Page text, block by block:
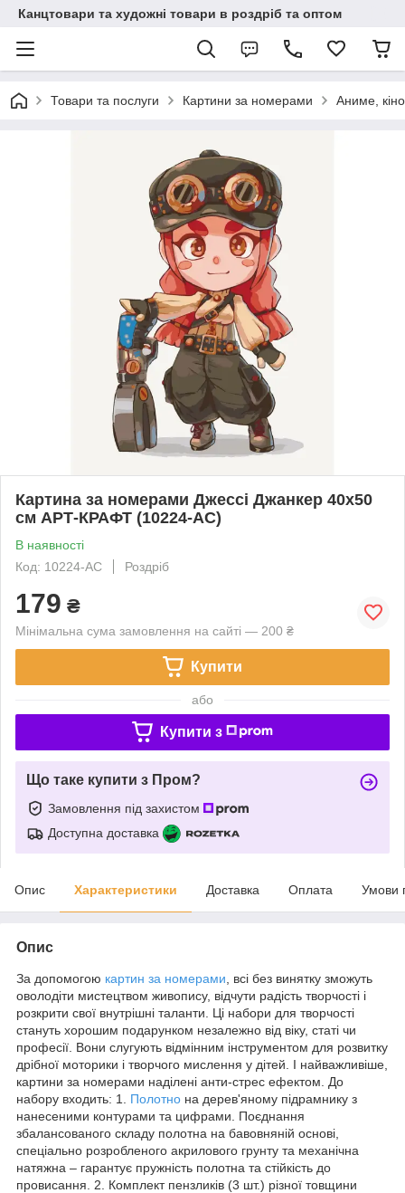
Канцтовари та художні товари в роздріб та оптом
Товари та послуги Картини за номерами Аниме,
Картина за номерами Джессі Джанкер 40x50
см АРТ-КРАФТ (10224-AC)
В наявності
Код: 10224-AC
Роздріб
179 ₴
Мінімальна сума замовлення на сайті — 200 ₴
Купити
або
Купити з
Що таке купити з Пром?
Замовлення під захистом
Доступна доставка
Опис Характеристики Доставка Оплата Умови
Опис
За допомогою картин за номерами , всі без винятку зможуть
оволодіти мистецтвом живопису, відчути радість творчості і
розкрити свої внутрішні таланти. Ці набори для творчості
стануть хорошим подарунком незалежно від віку, статі чи
професії. Вони слугують відмінним інструментом для розвитку
дрібної моторики і творчого мислення у дітей. І найважливіше,
картини за номерами наділені анти-стрес ефектом. До
набору входить: 1. Полотно на дерев'яному підрамнику з
нанесеними контурами та цифрами. Поєднання
збалансованого складу полотна на бавовняній основі,
спеціально розробленого акрилового грунту та механічна
натяжна – гарантує пружність полотна та стійкість до
провисання. 2. Комплект пензликів (3 шт.) різної товщини